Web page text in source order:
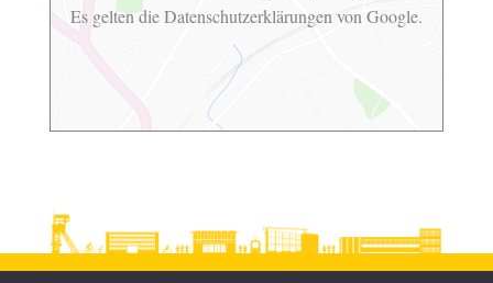
Es gelten dieDatenschutzerklärungenvon Google.